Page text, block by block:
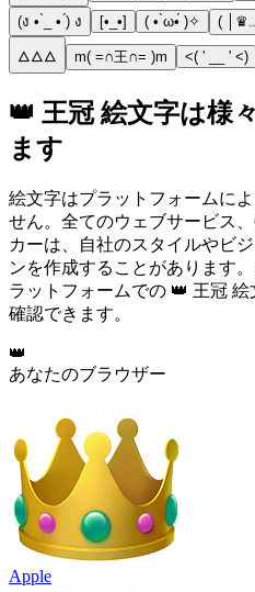
(ง • ̀_ • ́) ง
[•_•] ( • ̀ω•́ )✧ (
🜂🜂🜂 m( =∩王∩= )m <( ' __ ' <)
👑 王冠 絵文字は様
ます
絵文字はプラットフォームに
せん。全てのウェブサービス
カーは、自社のスタイルやビ
ンを作成することがあります
ラットフォームでの 👑 王冠
確認できます。
👑
あなたのブラウザー
Apple